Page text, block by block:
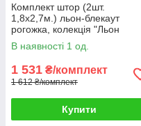
Комплект штор (2шт.
1,8х2,7м.) льон-блекаут
рогожка, колекція "Льон
Мішковина". Колір бірюзовий.
Код 511ш 39-992
В наявності 1 од.
1 531 ₴/комплект
1 612 ₴/комплект
Купити